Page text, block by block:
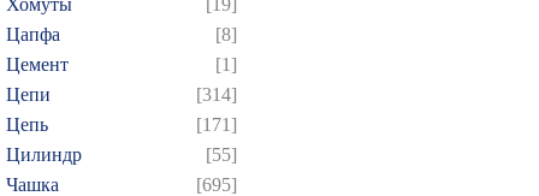
Хомуты
[19]
Цапфа
[8]
Цемент
[1]
Цепи
[314]
Цепь
[171]
Цилиндр
[55]
Чашка
[695]